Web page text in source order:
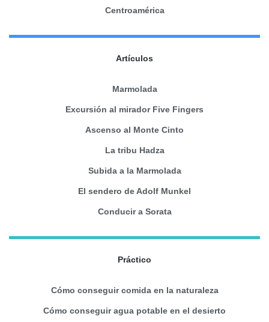
Centroamérica
Artículos
Marmolada
Excursión al mirador Five Fingers
Ascenso al Monte Cinto
La tribu Hadza
Subida a la Marmolada
El sendero de Adolf Munkel
Conducir a Sorata
Práctico
Cómo conseguir comida en la naturaleza
Cómo conseguir agua potable en el desierto